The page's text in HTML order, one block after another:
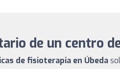
de un centro
de fisioterapia en Úbeda